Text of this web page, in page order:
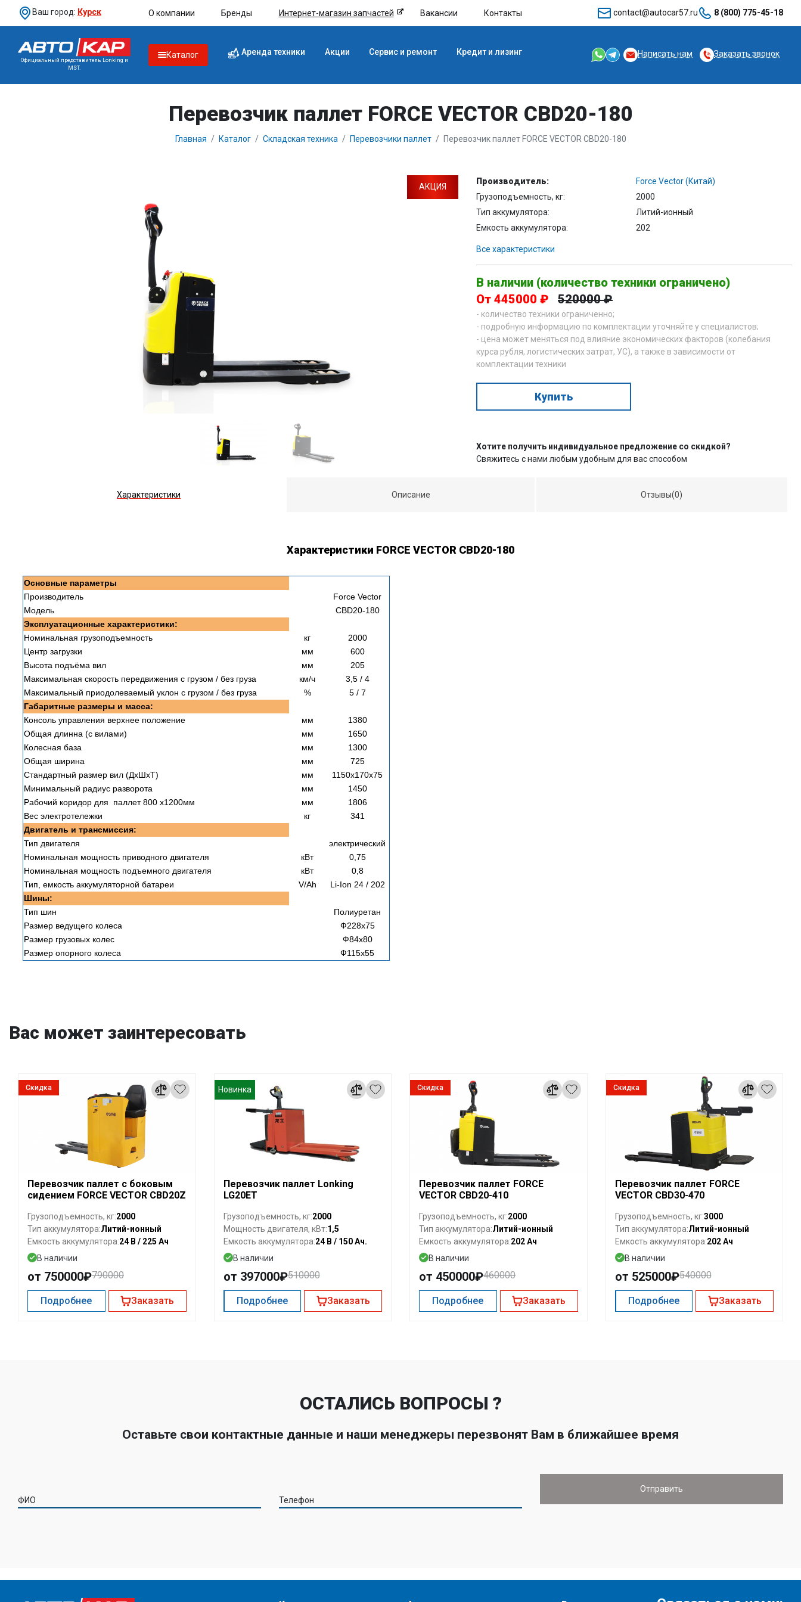
Ваш город: Курск О компании Бренды Интернет-магазин запчастей Вакансии Контакты contact@autocar57.ru 8 (800) 775-45-18
Официальный представитель Lonking и
MST.
Каталог Аренда техники Акции Сервис и ремонт Кредит и лизинг Написать нам Заказать звонок
Перевозчик паллет FORCE VECTOR CBD20-180
Главная Каталог Складская техника Перевозчики паллет Перевозчик паллет FORCE VECTOR CBD20-180
АКЦИЯ
Производитель:
Force Vector (Китай)
Грузоподъемность, кг:
2000
Тип аккумулятора:
Литий-ионный
Емкость аккумулятора:
202
Все характеристики
В наличии (количество техники ограничено)
От 445000 ₽
520000 ₽
- количество техники ограниченно;
- подробную информацию по комплектации уточняйте у специалистов;
- цена может меняться под влияние экономических факторов (колебания
курса рубля, логистических затрат, УС), а также в зависимости от
комплектации техники
Купить
Хотите получить индивидуальное предложение со скидкой?
Свяжитесь с нами любым удобным для вас способом
Характеристики Описание Отзывы(0)
Характеристики FORCE VECTOR CBD20-180
Основные параметры
Производитель
Force Vector
Модель
CBD20-180
Эксплуатационные характеристики:
Номинальная грузоподъемность
кг
2000
Центр загрузки
мм
600
Высота подъёма вил
мм
205
Максимальная скорость передвижения с грузом / без груза
км/ч
3,5 / 4
Максимальный приодолеваемый уклон с грузом / без груза
%
5 / 7
Габаритные размеры и масса:
Консоль управления верхнее положение
мм
1380
Общая длинна (с вилами)
мм
1650
Колесная база
мм
1300
Общая ширина
мм
725
Стандартный размер вил (ДxШxТ)
мм
1150х170х75
Минимальный радиус разворота
мм
1450
Рабочий коридор для паллет 800 х1200мм
мм
1806
Вес электротележки
кг
341
Двигатель и трансмиссия:
Тип двигателя
электрический
Номинальная мощность приводного двигателя
кВт
0,75
Номинальная мощность подъемного двигателя
кВт
0,8
Тип, емкость аккумуляторной батареи
V/Ah
Li-Ion 24 / 202
Шины:
Тип шин
Полиуретан
Размер ведущего колеса
Ф228х75
Размер грузовых колес
Ф84х80
Размер опорного колеса
Ф115х55
Вас может заинтересовать
Скидка
Перевозчик паллет с боковым
сидением FORCE VECTOR CBD20Z
Грузоподъемность, кг:2000
Тип аккумулятора:Литий-ионный
Емкость аккумулятора:24 В / 225 Ач
В наличии
от 750000₽790000
Подробнее Заказать
Новинка
Перевозчик паллет Lonking
LG20ET
Грузоподъемность, кг:2000
Мощность двигателя, кВт:1,5
Емкость аккумулятора:24 В / 150 Ач.
В наличии
от 397000₽510000
Подробнее Заказать
Скидка
Перевозчик паллет FORCE
VECTOR CBD20-410
Грузоподъемность, кг:2000
Тип аккумулятора:Литий-ионный
Емкость аккумулятора:202 Ач
В наличии
от 450000₽460000
Подробнее Заказать
Скидка
Перевозчик паллет FORCE
VECTOR CBD30-470
Грузоподъемность, кг:3000
Тип аккумулятора:Литий-ионный
Емкость аккумулятора:202 Ач
В наличии
от 525000₽540000
Подробнее Заказать
ОСТАЛИСЬ ВОПРОСЫ ?
Оставьте свои контактные данные и наши менеджеры перезвонят Вам в ближайшее время
ФИО Телефон